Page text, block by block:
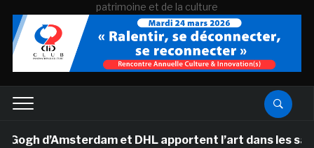
patrimoine et de la culture
d’Amsterdam et DHL apportent l’art dans les salles